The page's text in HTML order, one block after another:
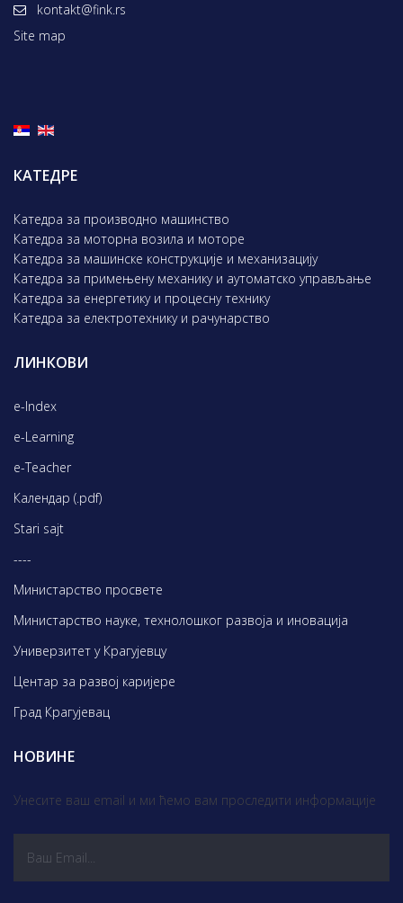
kontakt@fink.rs
Site map
КАТЕДРЕ
Катедра за производно машинство
Катедра за моторна возила и моторе
Катедра за машинске конструкције и механизацију
Катедра за примењену механику и аутоматско управљање
Катедра за енергетику и процесну технику
Катедра за електротехнику и рачунарство
ЛИНКОВИ
e-Index
e-Learning
e-Teacher
Календар (.pdf)
Stari sajt
----
Министарство просвете
Министарство науке, технолошког развоја и иновација
Универзитет у Крагујевцу
Центар за развој каријере
Град Крагујевац
НОВИНЕ
Унесите ваш email и ми ћемо вам проследити информације